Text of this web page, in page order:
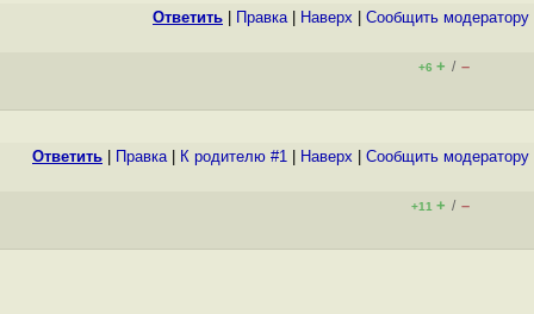
Ответить Правка| Наверх Cообщить модератору
+6 + / –
Ответить Правка| К родителю #1 Наверх Cообщить модератору
+11 + / –